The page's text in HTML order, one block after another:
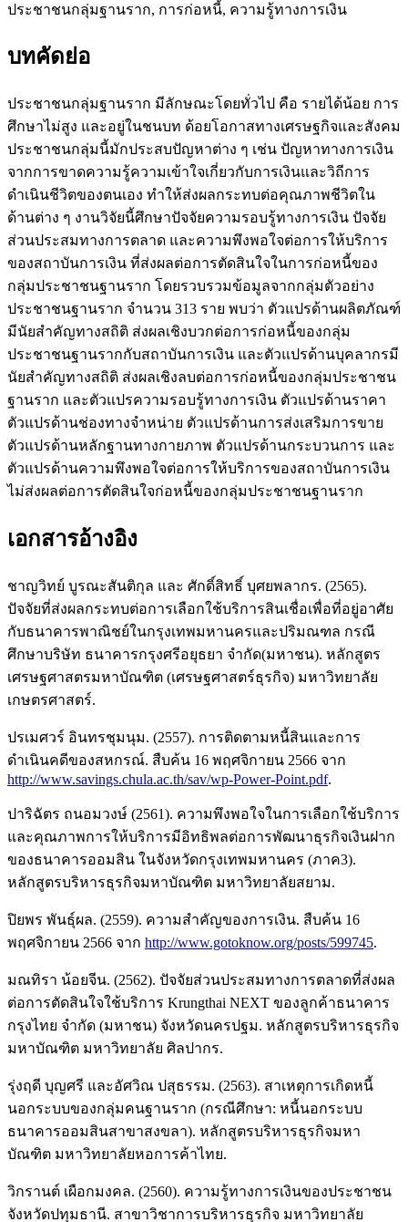
ประชาชนกลุ่มฐานราก, การก่อหนี้, ความรู้ทางการเงิน
บทคัดย่อ
ประชาชนกลุ่มฐานราก มีลักษณะโดยทั่วไป คือ รายได้น้อย การ
ศึกษาไม่สูง และอยู่ในชนบท ด้อยโอกาสทางเศรษฐกิจและสังคม
ประชาชนกลุ่มนี้มักประสบปัญหาต่าง ๆ เช่น ปัญหาทางการเงิน
จากการขาดความรู้ความเข้าใจเกี่ยวกับการเงินและวิถีการ
ดำเนินชีวิตของตนเอง ทำให้ส่งผลกระทบต่อคุณภาพชีวิตใน
ด้านต่าง ๆ งานวิจัยนี้ศึกษาปัจจัยความรอบรู้ทางการเงิน ปัจจัย
ส่วนประสมทางการตลาด และความพึงพอใจต่อการให้บริการ
ของสถาบันการเงิน ที่ส่งผลต่อการตัดสินใจในการก่อหนี้ของ
กลุ่มประชาชนฐานราก โดยรวบรวมข้อมูลจากกลุ่มตัวอย่าง
ประชาชนฐานราก จำนวน 313 ราย พบว่า ตัวแปรด้านผลิตภัณฑ์
มีนัยสำคัญทางสถิติ ส่งผลเชิงบวกต่อการก่อหนี้ของกลุ่ม
ประชาชนฐานรากกับสถาบันการเงิน และตัวแปรด้านบุคลากรมี
นัยสำคัญทางสถิติ ส่งผลเชิงลบต่อการก่อหนี้ของกลุ่มประชาชน
ฐานราก และตัวแปรความรอบรู้ทางการเงิน ตัวแปรด้านราคา
ตัวแปรด้านช่องทางจำหน่าย ตัวแปรด้านการส่งเสริมการขาย
ตัวแปรด้านหลักฐานทางกายภาพ ตัวแปรด้านกระบวนการ และ
ตัวแปรด้านความพึงพอใจต่อการให้บริการของสถาบันการเงิน
ไม่ส่งผลต่อการตัดสินใจก่อหนี้ของกลุ่มประชาชนฐานราก
เอกสารอ้างอิง
ชาญวิทย์ บูรณะสันติกุล และ ศักดิ์สิทธิ์ บุศยพลากร. (2565).
ปัจจัยที่ส่งผลกระทบต่อการเลือกใช้บริการสินเชื่อเพื่อที่อยู่อาศัย
กับธนาคารพาณิชย์ในกรุงเทพมหานครและปริมณฑล กรณี
ศึกษาบริษัท ธนาคารกรุงศรีอยุธยา จำกัด(มหาชน). หลักสูตร
เศรษฐศาสตรมหาบัณฑิต (เศรษฐศาสตร์ธุรกิจ) มหาวิทยาลัย
เกษตรศาสตร์.
ปรเมศวร์ อินทรชุมนุม. (2557). การติดตามหนี้สินและการ
ดำเนินคดีของสหกรณ์. สืบค้น 16 พฤศจิกายน 2566 จาก
http://www.savings.chula.ac.th/sav/wp-Power-Point.pdf.
ปาริฉัตร ถนอมวงษ์ (2561). ความพึงพอใจในการเลือกใช้บริการ
และคุณภาพการให้บริการมีอิทธิพลต่อการพัฒนาธุรกิจเงินฝาก
ของธนาคารออมสิน ในจังหวัดกรุงเทพมหานคร (ภาค3).
หลักสูตรบริหารธุรกิจมหาบัณฑิต มหาวิทยาลัยสยาม.
ปิยพร พันธุ์ผล. (2559). ความสำคัญของการเงิน. สืบค้น 16
พฤศจิกายน 2566 จาก http://www.gotoknow.org/posts/599745.
มณทิรา น้อยจีน. (2562). ปัจจัยส่วนประสมทางการตลาดที่ส่งผล
ต่อการตัดสินใจใช้บริการ Krungthai NEXT ของลูกค้าธนาคาร
กรุงไทย จำกัด (มหาชน) จังหวัดนครปฐม. หลักสูตรบริหารธุรกิจ
มหาบัณฑิต มหาวิทยาลัย ศิลปากร.
รุ่งฤดี บุญศรี และอัศวิณ ปสุธรรม. (2563). สาเหตุการเกิดหนี้
นอกระบบของกลุ่มคนฐานราก (กรณีศึกษา: หนี้นอกระบบ
ธนาคารออมสินสาขาสงขลา). หลักสูตรบริหารธุรกิจมหา
บัณฑิต มหาวิทยาลัยหอการค้าไทย.
วิกรานต์ เผือกมงคล. (2560). ความรู้ทางการเงินของประชาชน
จังหวัดปทุมธานี. สาขาวิชาการบริหารธุรกิจ มหาวิทยาลัย